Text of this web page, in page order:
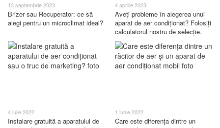
13 septembrie 2023
Brizer sau Recuperator: ce să
alegi pentru un microclimat ideal?
4 aprilie 2023
Aveți probleme în alegerea unui
aparat de aer condiționat? Folosiți
calculatorul nostru de selecție.
4 iulie 2022
Instalare gratuită a aparatului de
1 iunie 2022
Care este diferența dintre un